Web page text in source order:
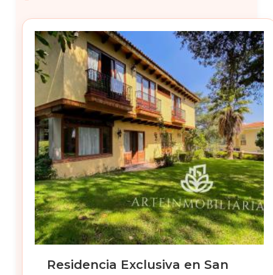
Residencia Exclusiva en San